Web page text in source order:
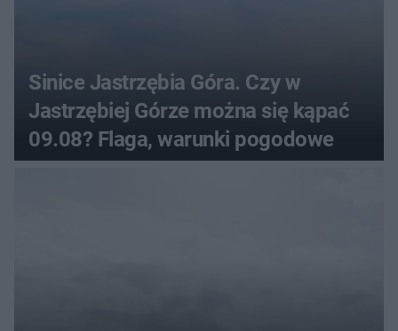
Sinice Jastrzębia Góra. Czy w
Jastrzębiej Górze można się kąpać
09.08? Flaga, warunki pogodowe